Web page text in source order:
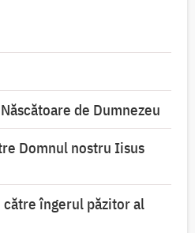
de Dumnezeu
Domnul nostru Iisus
către îngerul păzitor al